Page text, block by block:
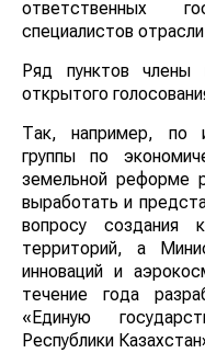
ответственных
специалистов
Ряд пунктов
открытого
Так, например, по
группы по
земельной реформе
выработать и
вопросу создания
территорий, а
инноваций и
течение года
«Единую
Республики